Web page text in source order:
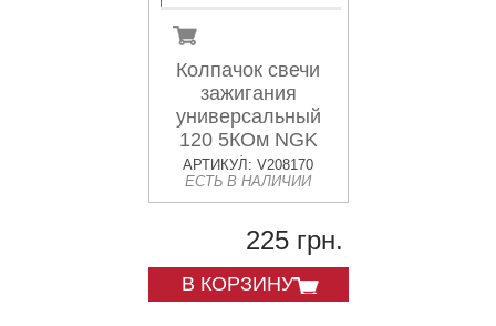
Колпачок свечи
зажигания
универсальный
120 5КОм NGK
8082 / YB05F
АРТИКУЛ: V208170
ЕСТЬ В НАЛИЧИИ
225 грн.
В КОРЗИНУ